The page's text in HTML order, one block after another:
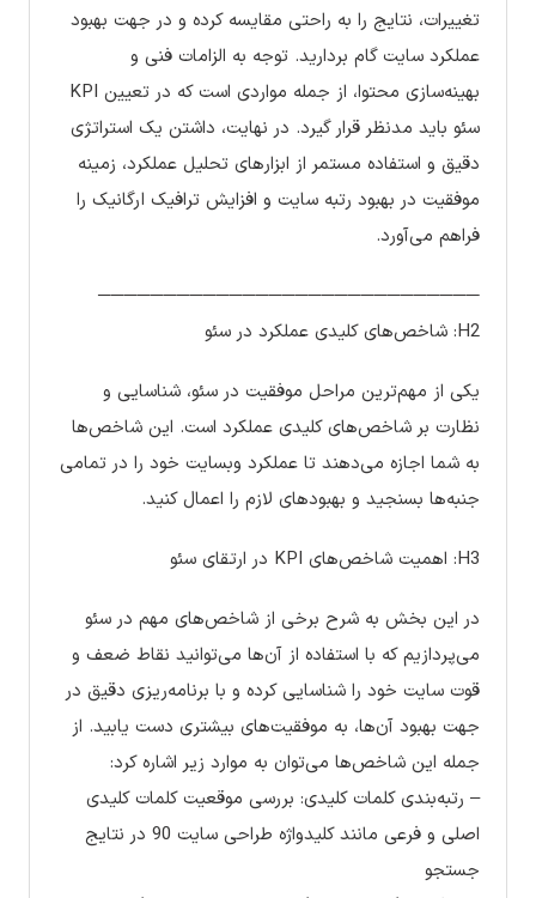
تغییرات، نتایج را به راحتی مقایسه کرده و در جهت بهبود
عملکرد سایت گام بردارید. توجه به الزامات فنی و
بهینه‌سازی محتوا، از جمله مواردی است که در تعیین KPI
سئو باید مدنظر قرار گیرد. در نهایت، داشتن یک استراتژی
دقیق و استفاده مستمر از ابزارهای تحلیل عملکرد، زمینه
موفقیت در بهبود رتبه سایت و افزایش ترافیک ارگانیک را
فراهم می‌آورد.
─────────────────────────────
H2: شاخص‌های کلیدی عملکرد در سئو
یکی از مهم‌ترین مراحل موفقیت در سئو، شناسایی و
نظارت بر شاخص‌های کلیدی عملکرد است. این شاخص‌ها
به شما اجازه می‌دهند تا عملکرد وبسایت خود را در تمامی
جنبه‌ها بسنجید و بهبودهای لازم را اعمال کنید.
H3: اهمیت شاخص‌های KPI در ارتقای سئو
در این بخش به شرح برخی از شاخص‌های مهم در سئو
می‌پردازیم که با استفاده از آن‌ها می‌توانید نقاط ضعف و
قوت سایت خود را شناسایی کرده و با برنامه‌ریزی دقیق در
جهت بهبود آن‌ها، به موفقیت‌های بیشتری دست یابید. از
جمله این شاخص‌ها می‌توان به موارد زیر اشاره کرد:
– رتبه‌بندی کلمات کلیدی: بررسی موقعیت کلمات کلیدی
اصلی و فرعی مانند کلیدواژه طراحی سایت 90 در نتایج
جستجو